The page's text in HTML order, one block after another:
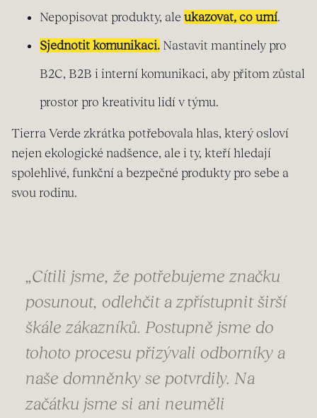
Nepopisovat produkty, ale ukazovat, co umí.
Sjednotit komunikaci. Nastavit mantinely pro
B2C, B2B i interní komunikaci, aby přitom zůstal
prostor pro kreativitu lidí v týmu.
Tierra Verde zkrátka potřebovala hlas, který osloví
nejen ekologické nadšence, ale i ty, kteří hledají
spolehlivé, funkční a bezpečné produkty pro sebe a
svou rodinu.
„Cítili jsme, že potřebujeme značku
posunout, odlehčit a zpřístupnit širší
škále zákazníků. Postupně jsme do
tohoto procesu přizývali odborníky a
naše domněnky se potvrdily. Na
začátku jsme si ani neuměli